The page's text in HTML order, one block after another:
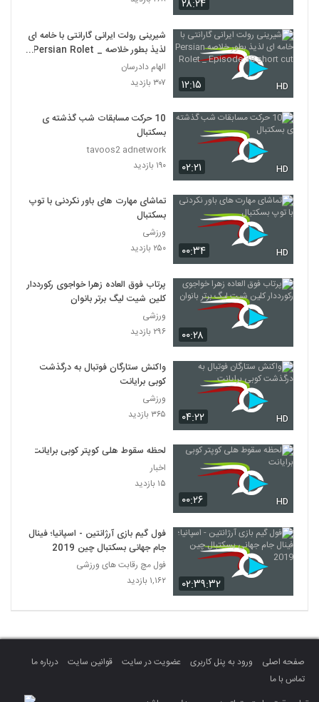
۲۸:۲۴
۱۲:۱۵ HD
شیرینی رولت ایرانی گارانتی با خامه ای
لذیذ بطور خلاصه Persian Rolet _
Episode 38 short cut
الهام دادرسان
۳۰۷ بازدید
۰۲:۲۱ HD
10 حرکت مسابقات شب گذشته ی
بسکتبال
tavoos2 adnetwork
۱۹۰ بازدید
۰۰:۳۴ HD
تماشای مهارت های باور نکردنی با توپ
بسکتبال
ورزشی
۲۵۰ بازدید
۰۰:۲۸
پرتاب فوق‌ العاده زهرا خواجوی رکورددار
کلین شیت لیگ برتر بانوان
ورزشی
۲۹۶ بازدید
۰۴:۲۲ HD
واکنش ستارگان فوتبال به درگذشت
کوبی برایانت
ورزشی
۳۶۵ بازدید
۰۰:۲۶ HD
لحظه سقوط هلی کوپتر کوبی برایانت
اخبار
۱۵ بازدید
۰۲:۳۹:۳۲
فول گیم بازی آرژانتین - اسپانیا؛ فینال
جام جهانی بسکتبال چین 2019
فول مچ رقابت های ورزشی
۱,۱۶۲ بازدید
صفحه اصلی ورود به پنل کاربری عضویت در سایت قوانین سایت
درباره ما
تماس با ما